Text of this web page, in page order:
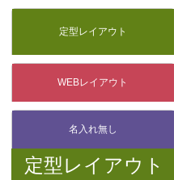
定型レイアウト